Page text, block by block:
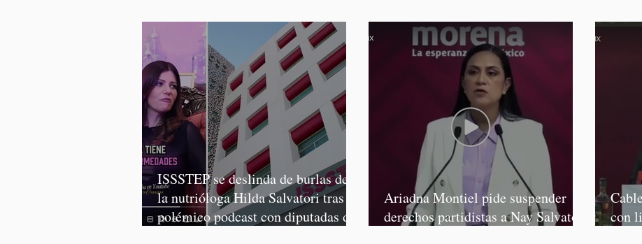
ISSSTEP se deslinda de burlas de
la nutrióloga Hilda Salvatori tras
polémico podcast con diputadas de
Ariadna Montiel pide suspender
derechos partidistas a Nay Salvatori
con